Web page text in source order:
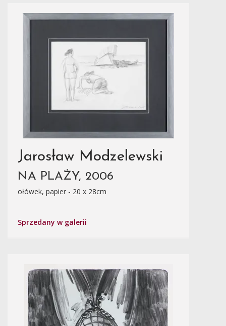
Jarosław Modzelewski
NA PLAŻY, 2006
ołówek, papier - 20 x 28cm
Sprzedany w galerii